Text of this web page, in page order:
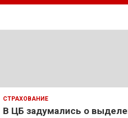
СТРАХОВАНИЕ
В ЦБ задумались о